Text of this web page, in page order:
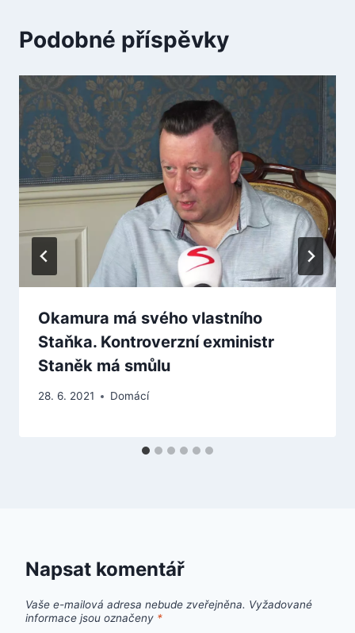
Podobné příspěvky
Okamura má svého vlastního
Staňka. Kontroverzní exministr
Staněk má smůlu
28. 6. 2021 Domácí
Napsat komentář
Vaše e-mailová adresa nebude zveřejněna. Vyžadované
informace jsou označeny *